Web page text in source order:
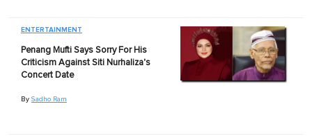
ENTERTAINMENT
Penang Mufti Says Sorry For His
Criticism Against Siti Nurhaliza's
Concert Date
By Sadho Ram